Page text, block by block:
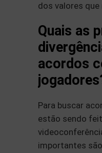
dos valores que
Quais as
acordos
Para buscar
estão sendo
importantes